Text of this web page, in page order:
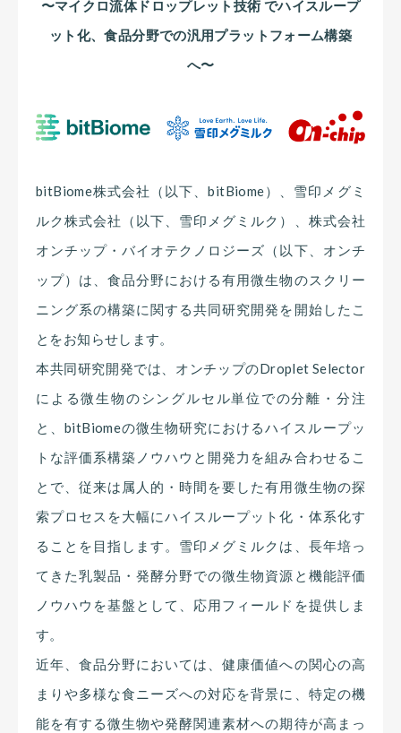
〜マイクロ流体ドロップレット技術 でハイスループ
ット化、食品分野での汎用プラットフォーム構築
へ〜
bitBiome株式会社（以下、bitBiome）、雪印メグミ
ルク株式会社（以下、雪印メグミルク）、株式会社
オンチップ・バイオテクノロジーズ（以下、オンチ
ップ）は、食品分野における有用微生物のスクリー
ニング系の構築に関する共同研究開発を開始したこ
とをお知らせします。
本共同研究開発では、オンチップのDroplet Selector
による微生物のシングルセル単位での分離・分注
と、bitBiomeの微生物研究におけるハイスループッ
トな評価系構築ノウハウと開発力を組み合わせるこ
とで、従来は属人的・時間を要した有用微生物の探
索プロセスを大幅にハイスループット化・体系化す
ることを目指します。雪印メグミルクは、長年培っ
てきた乳製品・発酵分野での微生物資源と機能評価
ノウハウを基盤として、応用フィールドを提供しま
す。
近年、食品分野においては、健康価値への関心の高
まりや多様な食ニーズへの対応を背景に、特定の機
能を有する微生物や発酵関連素材への期待が高まっ